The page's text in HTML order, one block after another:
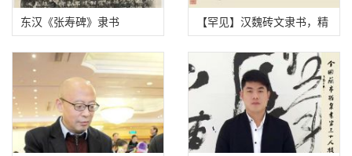
的点，都是横画或竖画，撤和捺的浓缩，起笔收笔也要按横
画或竖画，或撇和捺的写法认真对待，避免笔力松懈轻浮.
(图11)
赞 ( ) 打赏 分享